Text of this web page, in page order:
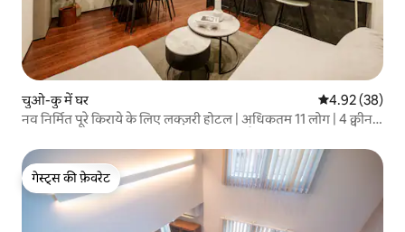
चुओ-कु में घर औसत रेटिंग 5 में
4.92 (38)
नव निर्मित पूरे किराये के लिए लक्ज़री होटल | अधिकतम 11 लोग | 4 क्वीन +
केंद्र में
गेस्ट्स की फ़ेवरेट
गेस्ट्स की फ़ेवरेट